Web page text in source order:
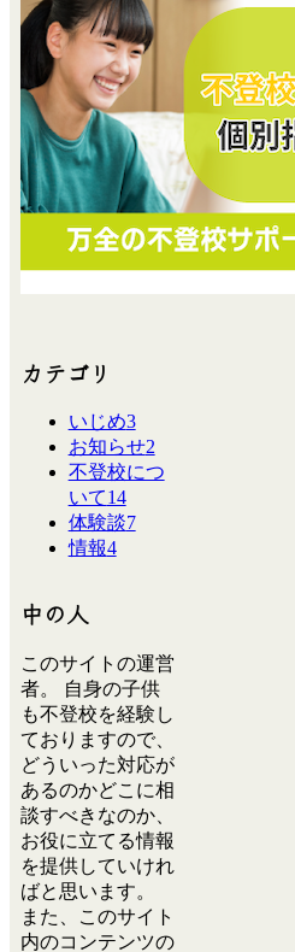
カテゴリ
いじめ3
お知らせ2
不登校につ
いて14
体験談7
情報4
中の人
このサイトの運営
者。 自身の子供
も不登校を経験し
ておりますので、
どういった対応が
あるのかどこに相
談すべきなのか、
お役に立てる情報
を提供していけれ
ばと思います。
また、このサイト
内のコンテンツの